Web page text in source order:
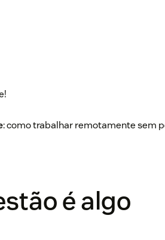
: como trabalhar remotamente sem
é algo